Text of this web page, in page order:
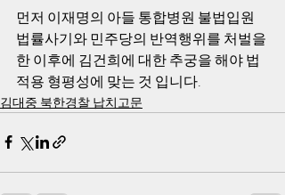
먼저 이재명의 아들 통합병원 불법입원
법률사기와 민주당의 반역행위를 처벌을
한 이후에 김건희에 대한 추궁을 해야 법
적용 형평성에 맞는 것 입니다.
김대중 북한경찰 납치고문